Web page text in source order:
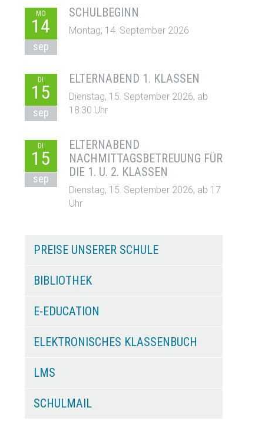
MO
14
sep
SCHULBEGINN
Montag, 14. September 2026
DI
15
sep
ELTERNABEND 1. KLASSEN
Dienstag, 15. September 2026, ab
18:30 Uhr
DI
15
sep
ELTERNABEND
NACHMITTAGSBETREUUNG FÜR
DIE 1. U. 2. KLASSEN
Dienstag, 15. September 2026, ab 17
Uhr
PREISE UNSERER SCHULE
BIBLIOTHEK
E-EDUCATION
ELEKTRONISCHES KLASSENBUCH
LMS
SCHULMAIL